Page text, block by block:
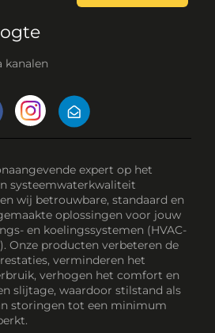
kanalen
expert op het
systeemwaterkwaliteit
wij betrouwbare, standaard en
oplossingen voor jouw
en koelingssystemen (HVAC-
Onze producten verbeteren de
verminderen het
verhogen het comfort en
slijtage, waardoor stilstand als
storingen tot een minimum